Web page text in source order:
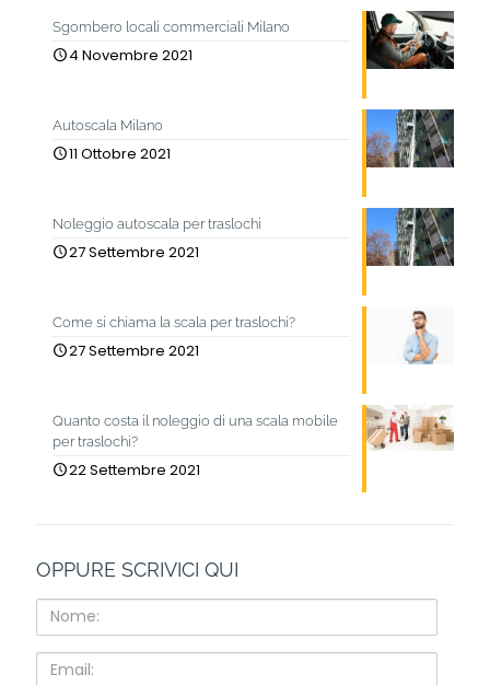
Sgombero locali commerciali Milano
4 Novembre 2021
Autoscala Milano
11 Ottobre 2021
Noleggio autoscala per traslochi
27 Settembre 2021
Come si chiama la scala per traslochi?
27 Settembre 2021
Quanto costa il noleggio di una scala mobile
per traslochi?
22 Settembre 2021
OPPURE SCRIVICI QUI
Nome:
Email: